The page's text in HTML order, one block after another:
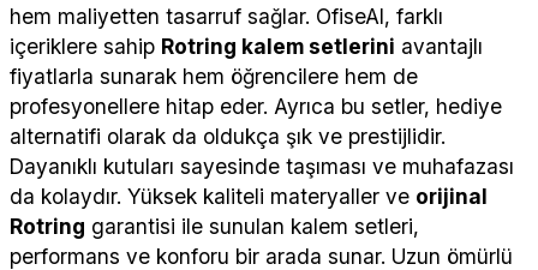
hem maliyetten tasarruf sağlar. OfiseAl, farklı
içeriklere sahip Rotring kalem setlerini avantajlı
fiyatlarla sunarak hem öğrencilere hem de
profesyonellere hitap eder. Ayrıca bu setler, hediye
alternatifi olarak da oldukça şık ve prestijlidir.
Dayanıklı kutuları sayesinde taşıması ve muhafazası
da kolaydır. Yüksek kaliteli materyaller ve orijinal
Rotring garantisi ile sunulan kalem setleri,
performans ve konforu bir arada sunar. Uzun ömürlü